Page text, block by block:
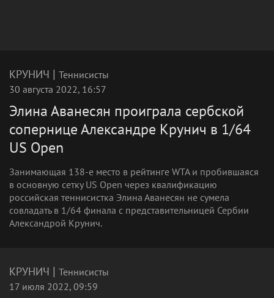
КРУНИЧ | Теннисисты
30 августа 2022, 16:57
Элина Аванесян проиграла сербской
сопернице Александре Крунич в 1/64
US Open
Занимающая 138-е место в рейтинге WTA и пробившаяся
в основную сетку US Open через квалификацию
российская теннисистка Элина Аванесян не сумела
совладать в 1/64 финала с представительницей Сербии
Александрой Крунич.
КРУНИЧ | Теннисисты
17 июля 2022, 09:59